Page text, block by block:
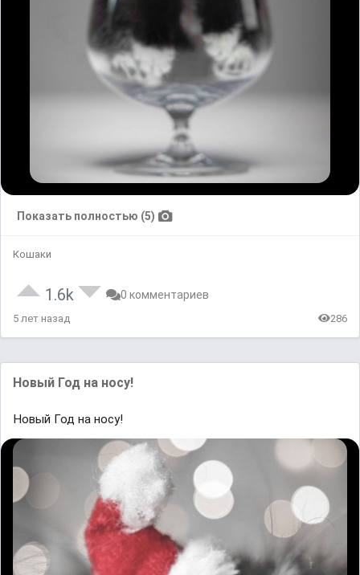
Показать полностью (5)
Кошаки
1.6k 0 комментариев
5 лет назад 286
Новый Год на носу!
Новый Год на носу!